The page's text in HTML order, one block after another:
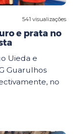
541 visualizações
e prata no
Uieda e
Guarulhos
no